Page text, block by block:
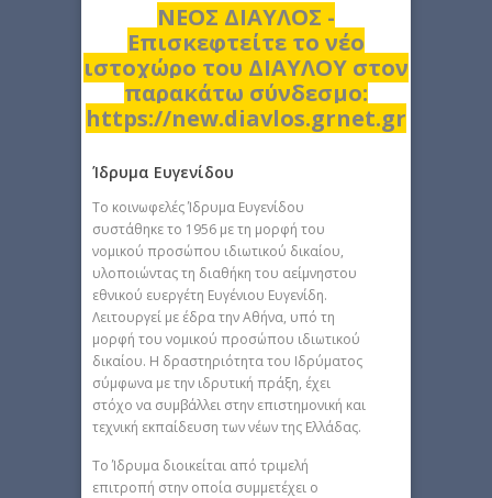
ΝΕΟΣ ΔΙΑΥΛΟΣ -
Επισκεφτείτε το νέο
ιστοχώρο του ΔΙΑΥΛΟΥ στον
παρακάτω σύνδεσμο:
https://new.diavlos.grnet.gr
Ίδρυμα Ευγενίδου
Το κοινωφελές Ίδρυμα Ευγενίδου
συστάθηκε το 1956 με τη μορφή του
νομικού προσώπου ιδιωτικού δικαίου,
υλοποιώντας τη διαθήκη του αείμνηστου
εθνικού ευεργέτη Ευγένιου Ευγενίδη.
Λειτουργεί με έδρα την Αθήνα, υπό τη
μορφή του νομικού προσώπου ιδιωτικού
δικαίου. Η δραστηριότητα του Ιδρύματος
σύμφωνα με την ιδρυτική πράξη, έχει
στόχο να συμβάλλει στην επιστημονική και
τεχνική εκπαίδευση των νέων της Ελλάδας.
Το Ίδρυμα διοικείται από τριμελή
επιτροπή στην οποία συμμετέχει ο